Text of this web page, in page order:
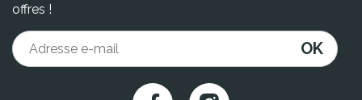
offres !
OK